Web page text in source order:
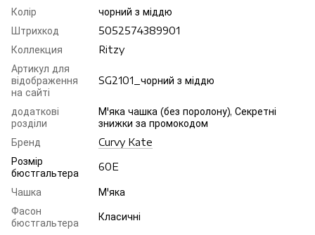
Колір
чорний з міддю
Штрихкод
5052574389901
Коллекция
Ritzy
Артикул для
відображення
на сайті
SG2101_чорний з міддю
додаткові
розділи
М'яка чашка (без поролону), Секретні
знижки за промокодом
Бренд
Curvy Kate
Розмір
бюстгальтера
60E
Чашка
М'яка
Фасон
бюстгальтера
Класичні